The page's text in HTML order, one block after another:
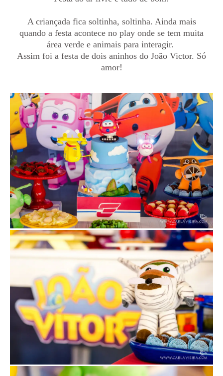
A criançada fica soltinha, soltinha. Ainda mais
quando a festa acontece no play onde se tem muita
área verde e animais para interagir.
Assim foi a festa de dois aninhos do João Victor. Só
amor!